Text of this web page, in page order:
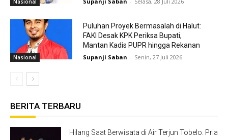
Nasional
Puluhan Proyek Bermasalah di Halut:
FAKI Desak KPK Periksa Bupati,
Mantan Kadis PUPR hingga Rekanan
Supanji Saban - Senin, 27 Juli 2026
BERITA TERBARU
Hilang Saat Berwisata di Air Terjun Tobelo. Pria